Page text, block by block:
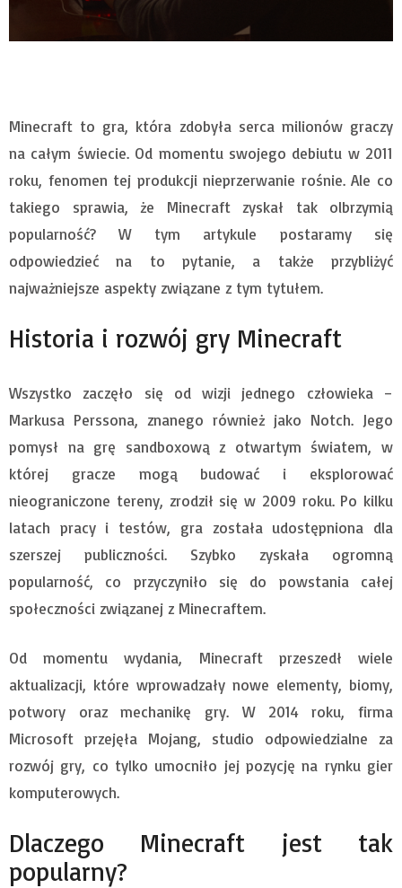
Minecraft to gra, która zdobyła serca milionów graczy
na całym świecie. Od momentu swojego debiutu w 2011
roku, fenomen tej produkcji nieprzerwanie rośnie. Ale co
takiego sprawia, że Minecraft zyskał tak olbrzymią
popularność? W tym artykule postaramy się
odpowiedzieć na to pytanie, a także przybliżyć
najważniejsze aspekty związane z tym tytułem.
Historia i rozwój gry Minecraft
Wszystko zaczęło się od wizji jednego człowieka –
Markusa Perssona, znanego również jako Notch. Jego
pomysł na grę sandboxową z otwartym światem, w
której gracze mogą budować i eksplorować
nieograniczone tereny, zrodził się w 2009 roku. Po kilku
latach pracy i testów, gra została udostępniona dla
szerszej publiczności. Szybko zyskała ogromną
popularność, co przyczyniło się do powstania całej
społeczności związanej z Minecraftem.
Od momentu wydania, Minecraft przeszedł wiele
aktualizacji, które wprowadzały nowe elementy, biomy,
potwory oraz mechanikę gry. W 2014 roku, firma
Microsoft przejęła Mojang, studio odpowiedzialne za
rozwój gry, co tylko umocniło jej pozycję na rynku gier
komputerowych.
Dlaczego Minecraft jest tak
popularny?